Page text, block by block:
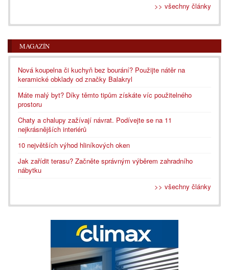
>> všechny články
MAGAZÍN
Nová koupelna či kuchyň bez bourání? Použijte nátěr na
keramické obklady od značky Balakryl
Máte malý byt? Díky těmto tipům získáte víc použitelného
prostoru
Chaty a chalupy zažívají návrat. Podívejte se na 11
nejkrásnějších interiérů
10 největších výhod hliníkových oken
Jak zařídit terasu? Začněte správným výběrem zahradního
nábytku
>> všechny články